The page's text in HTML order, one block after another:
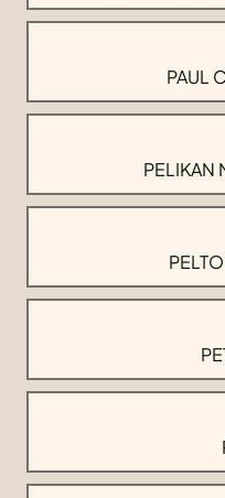
PAUL
PELIKAN